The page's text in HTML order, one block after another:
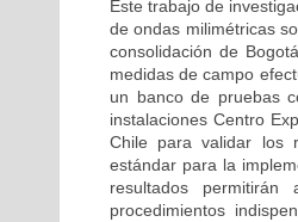
Este trabajo de
de ondas milimétricas
consolidación de
medidas de campo
un banco de pruebas
instalaciones Centro
Chile para validar los
estándar para la
resultados
procedimientos